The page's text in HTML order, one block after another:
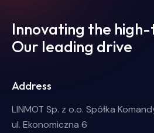
Innovating the
Our leading drive
Address
LINMOT Sp. z o.o. Spółka
ul. Ekonomiczna 6